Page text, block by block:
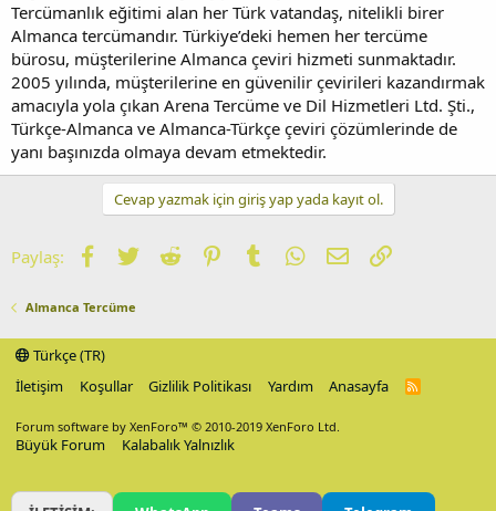
Tercümanlık eğitimi alan her Türk vatandaş, nitelikli birer
Almanca tercümandır. Türkiye’deki hemen her tercüme
bürosu, müşterilerine Almanca çeviri hizmeti sunmaktadır.
2005 yılında, müşterilerine en güvenilir çevirileri kazandırmak
amacıyla yola çıkan Arena Tercüme ve Dil Hizmetleri Ltd. Şti.,
Türkçe-Almanca ve Almanca-Türkçe çeviri çözümlerinde de
yanı başınızda olmaya devam etmektedir.
Cevap yazmak için giriş yap yada kayıt ol.
Paylaş: Facebook
TwitterReddit PinterestTumblrWhatsApp
E-postaLink
Almanca Tercüme
Türkçe (TR)
İletişim
Koşullar Gizlilik Politikası Yardım Anasayfa
R
Forum software by XenForo™ © 2010-2019 XenForo Ltd.
Büyük Forum Kalabalık Yalnızlık